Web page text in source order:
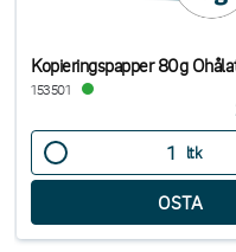
Kopieringspapper 80g
153501
ltk